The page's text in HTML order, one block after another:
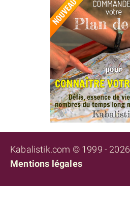
Kabalistik.com © 1999 - 2026
Mentions légales